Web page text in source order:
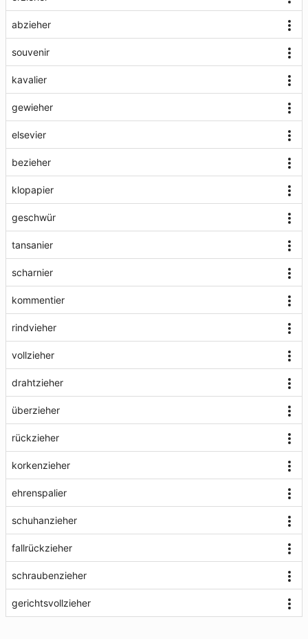
abzieher
souvenir
kavalier
gewieher
elsevier
bezieher
klopapier
geschwür
tansanier
scharnier
kommentier
rindvieher
vollzieher
drahtzieher
überzieher
rückzieher
korkenzieher
ehrenspalier
schuhanzieher
fallrückzieher
schraubenzieher
gerichtsvollzieher